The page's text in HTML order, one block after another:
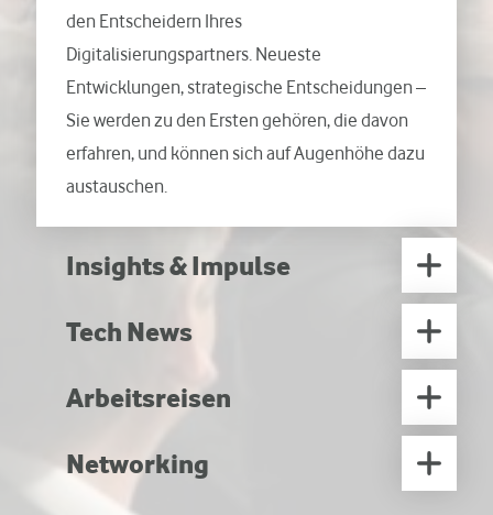
den Entscheidern Ihres
Digitalisierungspartners. Neueste
Entwicklungen, strategische Entscheidungen –
Sie werden zu den Ersten gehören, die davon
erfahren, und können sich auf Augenhöhe dazu
austauschen.
Insights & Impulse
Tech News
Arbeitsreisen
Networking